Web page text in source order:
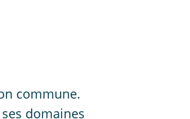
commune.
domaines